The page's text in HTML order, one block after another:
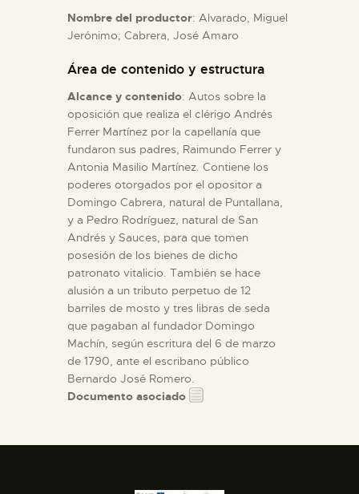
Nombre del productor: Alvarado, Miguel
Jerónimo; Cabrera, José Amaro
Área de contenido y estructura
Alcance y contenido: Autos sobre la
oposición que realiza el clérigo Andrés
Ferrer Martínez por la capellanía que
fundaron sus padres, Raimundo Ferrer y
Antonia Masilio Martínez. Contiene los
poderes otorgados por el opositor a
Domingo Cabrera, natural de Puntallana,
y a Pedro Rodríguez, natural de San
Andrés y Sauces, para que tomen
posesión de los bienes de dicho
patronato vitalicio. También se hace
alusión a un tributo perpetuo de 12
barriles de mosto y tres libras de seda
que pagaban al fundador Domingo
Machín, según escritura del 6 de marzo
de 1790, ante el escribano público
Bernardo José Romero.
Documento asociado